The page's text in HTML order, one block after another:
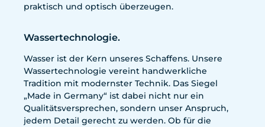
praktisch und optisch überzeugen.
Wassertechnologie.
Wasser ist der Kern unseres Schaffens. Unsere
Wassertechnologie vereint handwerkliche
Tradition mit modernster Technik. Das Siegel
„Made in Germany“ ist dabei nicht nur ein
Qualitätsversprechen, sondern unser Anspruch,
jedem Detail gerecht zu werden. Ob für die